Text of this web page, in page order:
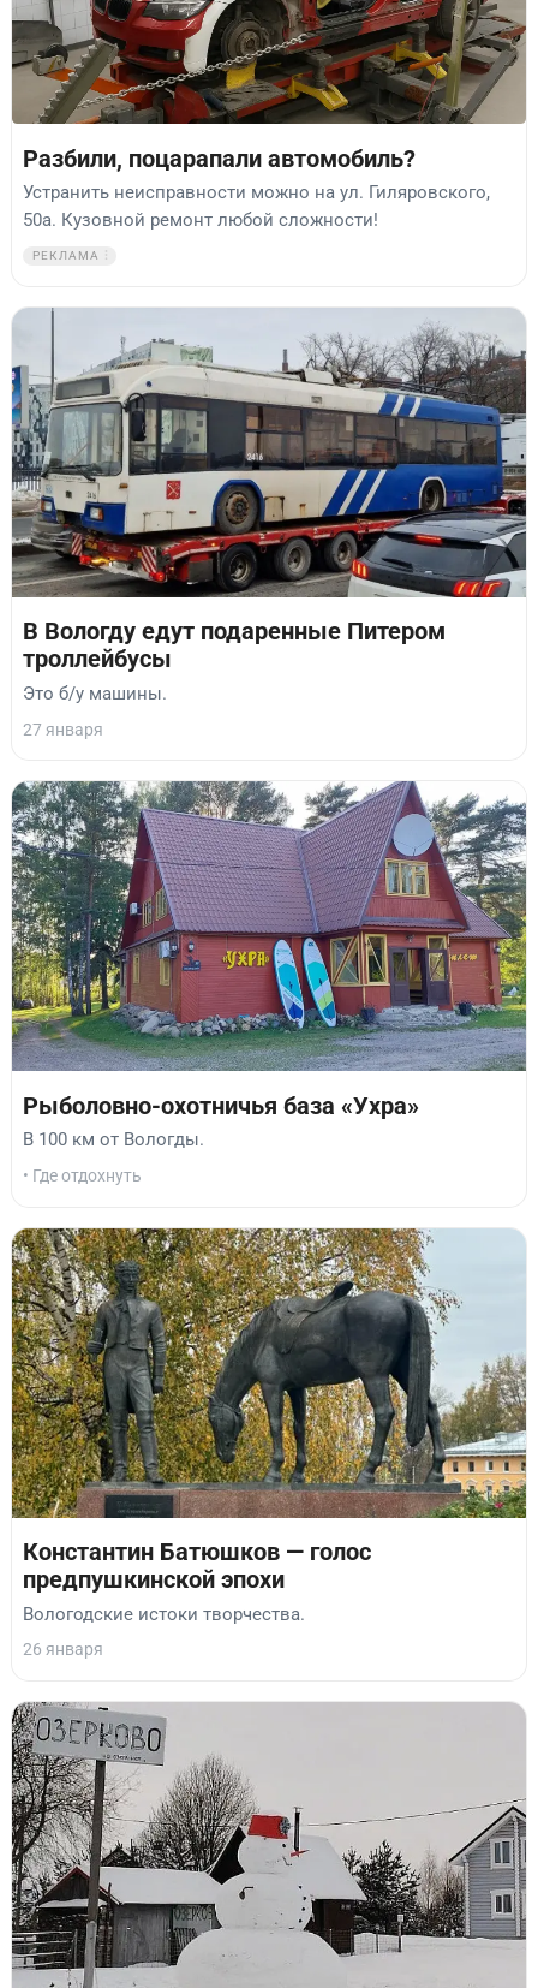
Разбили, поцарапали автомобиль?
Устранить неисправности можно на ул. Гиляровского,
50а. Кузовной ремонт любой сложности!
РЕКЛАМА
В Вологду едут подаренные Питером
троллейбусы
Это б/у машины.
27 января
Рыболовно-охотничья база «Ухра»
В 100 км от Вологды.
• Где отдохнуть
Константин Батюшков — голос
предпушкинской эпохи
Вологодские истоки творчества.
26 января